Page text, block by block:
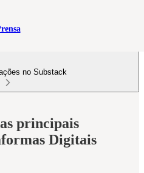
no Substack
principais
Digitais